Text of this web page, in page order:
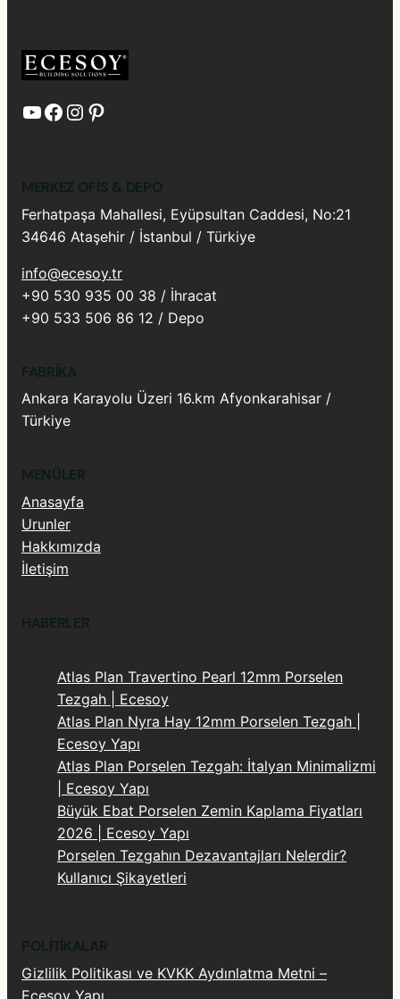
YouTube Facebook Instagram Pinterest
MERKEZ OFIS & DEPO
Ferhatpaşa Mahallesi, Eyüpsultan Caddesi, No:21
34646 Ataşehir / İstanbul / Türkiye
info@ecesoy.tr
+90 530 935 00 38 / İhracat
+90 533 506 86 12 / Depo
FABRIKA
Ankara Karayolu Üzeri 16.km Afyonkarahisar /
Türkiye
MENÜLER
Anasayfa
Urunler
Hakkımızda
İletişim
HABERLER
Atlas Plan Travertino Pearl 12mm Porselen
Tezgah | Ecesoy
Atlas Plan Nyra Hay 12mm Porselen Tezgah |
Ecesoy Yapı
Atlas Plan Porselen Tezgah: İtalyan Minimalizmi
| Ecesoy Yapı
Büyük Ebat Porselen Zemin Kaplama Fiyatları
2026 | Ecesoy Yapı
Porselen Tezgahın Dezavantajları Nelerdir?
Kullanıcı Şikayetleri
POLITIKALAR
Gizlilik Politikası ve KVKK Aydınlatma Metni –
Ecesoy Yapı